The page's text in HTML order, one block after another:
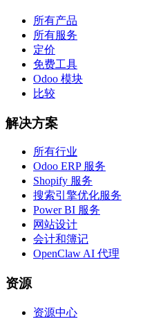
所有产品
所有服务
定价
免费工具
Odoo 模块
比较
解决方案
所有行业
Odoo ERP 服务
Shopify 服务
搜索引擎优化服务
Power BI 服务
网站设计
会计和簿记
OpenClaw AI 代理
资源
资源中心